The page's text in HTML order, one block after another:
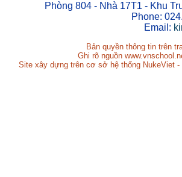
Phòng 804 - Nhà 17T1 - Khu
Phone:
Email:
Bản quyền thông tin trên
Ghi rõ nguồn
Site xây dựng trên cơ sở hệ thống NukeViet